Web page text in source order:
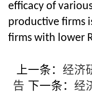
efficacy of
productive firms
firms with lower
上一条： 经济
告 下一条： 经